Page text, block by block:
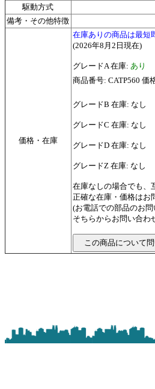
駆動方式
備考・その他特徴
価格・在庫
在庫ありの商品は最短
(2026年8月2日現在)
グレードA 在庫: あり
商品番号: CATP560 価
グレードB 在庫: なし
グレードC 在庫: なし
グレードD 在庫: なし
グレードZ 在庫: なし
在庫なしの場合でも、
正確な在庫・価格はお
(お電話での部品のお
そちらからお問い合わ